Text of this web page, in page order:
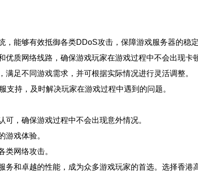
能够有效抵御各类DDoS攻击，保障游戏服务器的稳定
质网络线路，确保游戏玩家在游戏过程中不会出现卡
足不同游戏需求，并可根据实际情况进行灵活调整。
持，及时解决玩家在游戏过程中遇到的问题。
，确保游戏过程中不会出现意外情况。
游戏体验。
类网络攻击。
和卓越的性能，成为众多游戏玩家的首选。选择香港